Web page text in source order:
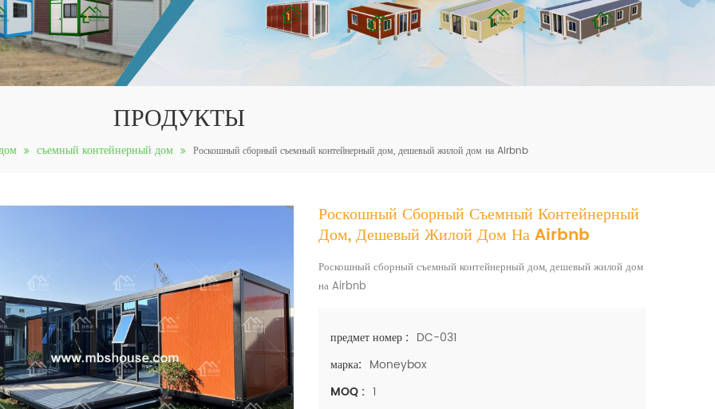
ПРОДУКТЫ
съемный контейнерный дом Роскошный сборный съемный контейнерный дом, дешевый жилой дом на Airbnb
Роскошный Сборный Съемный Контейнерный
Дом, Дешевый Жилой Дом На Airbnb
Роскошный сборный съемный контейнерный дом, дешевый жилой дом
на Airbnb
предмет номер : DC-031
марка: Moneybox
MOQ : 1
mbshou